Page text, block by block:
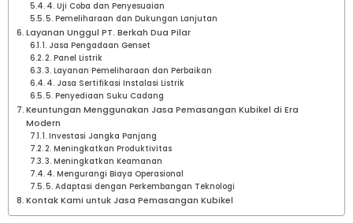
4. Uji Coba dan Penyesuaian
5. Pemeliharaan dan Dukungan Lanjutan
Layanan Unggul PT. Berkah Dua Pilar
1. Jasa Pengadaan Genset
2. Panel Listrik
3. Layanan Pemeliharaan dan Perbaikan
4. Jasa Sertifikasi Instalasi Listrik
5. Penyediaan Suku Cadang
Keuntungan Menggunakan Jasa Pemasangan Kubikel di Era
Modern
1. Investasi Jangka Panjang
2. Meningkatkan Produktivitas
3. Meningkatkan Keamanan
4. Mengurangi Biaya Operasional
5. Adaptasi dengan Perkembangan Teknologi
Kontak Kami untuk Jasa Pemasangan Kubikel